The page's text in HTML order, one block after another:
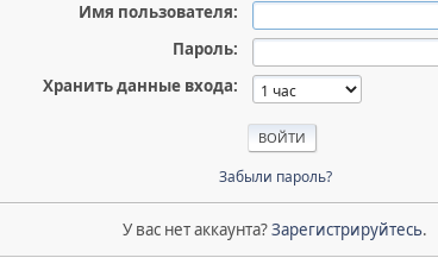
Имя пользователя:
Пароль:
Хранить данные входа:
Забыли пароль?
У вас нет аккаунта?Зарегистрируйтесь.